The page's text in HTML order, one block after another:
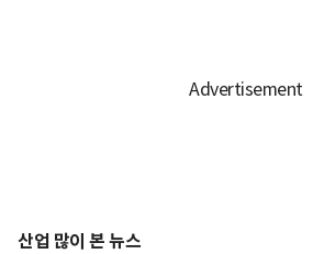
산업 많이 본 뉴스